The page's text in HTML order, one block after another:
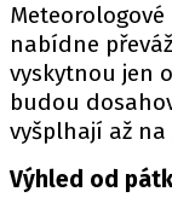
nabídne
vyskytnou jen
budou
vyšplhají až na
Výhled od